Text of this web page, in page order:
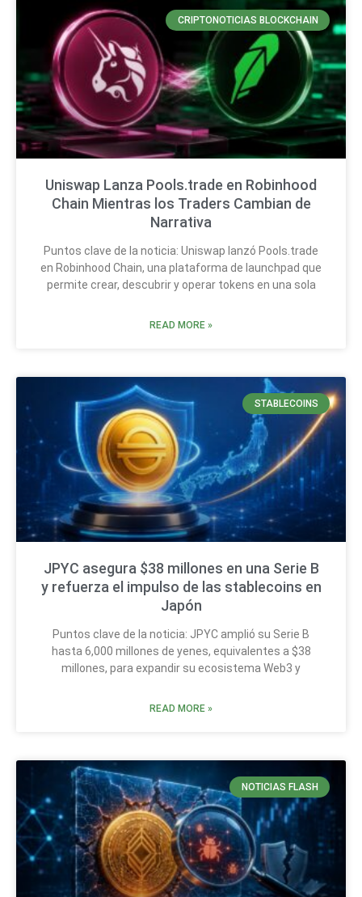
CRIPTONOTICIAS BLOCKCHAIN
Uniswap Lanza Pools.trade en Robinhood
Chain Mientras los Traders Cambian de
Narrativa
Puntos clave de la noticia: Uniswap lanzó Pools.trade
en Robinhood Chain, una plataforma de launchpad que
permite crear, descubrir y operar tokens en una sola
READ MORE »
STABLECOINS
JPYC asegura $38 millones en una Serie B
y refuerza el impulso de las stablecoins en
Japón
Puntos clave de la noticia: JPYC amplió su Serie B
hasta 6,000 millones de yenes, equivalentes a $38
millones, para expandir su ecosistema Web3 y
READ MORE »
NOTICIAS FLASH